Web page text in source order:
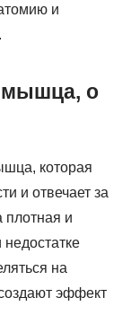
и
мышца, о
которая
и отвечает за
и
на
эффект